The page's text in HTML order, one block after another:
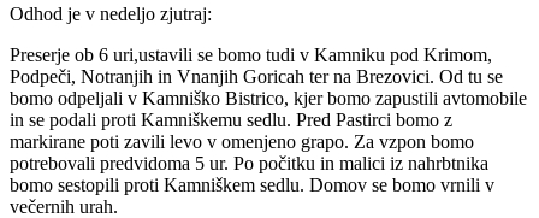
Odhod je v nedeljo zjutraj:
Preserje ob 6 uri,ustavili se bomo tudi v Kamniku pod Krimom,
Podpeči, Notranjih in Vnanjih Goricah ter na Brezovici. Od tu se
bomo odpeljali v Kamniško Bistrico, kjer bomo zapustili avtomobile
in se podali proti Kamniškemu sedlu. Pred Pastirci bomo z
markirane poti zavili levo v omenjeno grapo. Za vzpon bomo
potrebovali predvidoma 5 ur. Po počitku in malici iz nahrbtnika
bomo sestopili proti Kamniškem sedlu. Domov se bomo vrnili v
večernih urah.